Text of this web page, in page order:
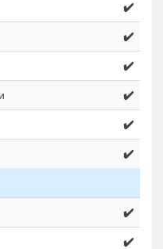
✔️
✔️
✔️
✔️
✔️
✔️
✔️
✔️